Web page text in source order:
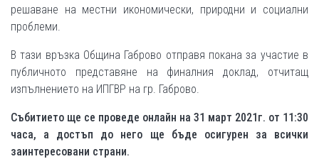
решаване на местни икономически, природни и социални
проблеми.
В тази връзка Община Габрово отправя покана за участие в
публичното представяне на финалния доклад, отчитащ
изпълнението на ИПГВР на гр. Габрово.
Събитието ще се проведе онлайн на 31 март 2021г. от 11:30
часа, а достъп до него ще бъде осигурен за всички
заинтересовани страни.